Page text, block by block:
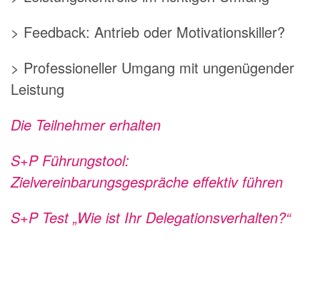
> Feedback: Antrieb oder Motivationskiller?
> Professioneller Umgang mit ungenügender
Leistung
Die Teilnehmer erhalten
S+P Führungstool:
Zielvereinbarungsgespräche effektiv führen
S+P Test „Wie ist Ihr Delegationsverhalten?“